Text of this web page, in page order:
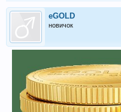
eGOLD
новичок